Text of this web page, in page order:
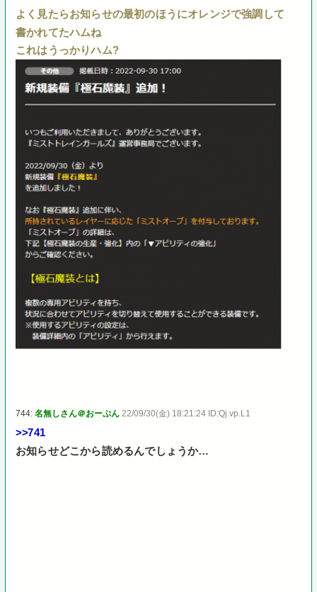
よく見たらお知らせの最初のほうにオレンジで強調して
書かれてたハムね
これはうっかりハム?
744:名無しさん＠おーぷん 22/09/30(金) 18:21:24 ID:Qj.vp.L1
>>741
お知らせどこから読めるんでしょうか…